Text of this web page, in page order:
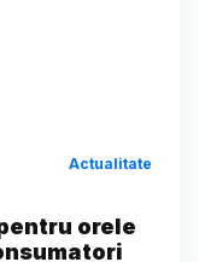
Actualitate
orele